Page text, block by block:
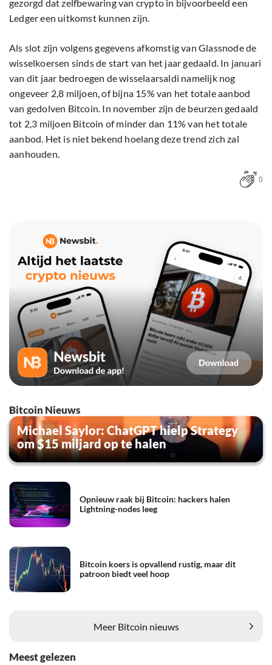
gezorgd dat zelfbewaring van crypto in bijvoorbeeld een
Ledger een uitkomst kunnen zijn.
Als slot zijn volgens gegevens afkomstig van Glassnode de
wisselkoersen sinds de start van het jaar gedaald. In januari
van dit jaar bedroegen de wisselaarsaldi namelijk nog
ongeveer 2,8 miljoen, of bijna 15% van het totale aanbod
van gedolven Bitcoin. In november zijn de beurzen gedaald
tot 2,3 miljoen Bitcoin of minder dan 11% van het totale
aanbod. Het is niet bekend hoelang deze trend zich zal
aanhouden.
0
Bitcoin Nieuws
Michael Saylor: ChatGPT hielp Strategy
om $15 miljard op te halen
Opnieuw raak bij Bitcoin: hackers halen
Lightning-nodes leeg
Bitcoin koers is opvallend rustig, maar dit
patroon biedt veel hoop
Meer Bitcoin nieuws
Meest gelezen